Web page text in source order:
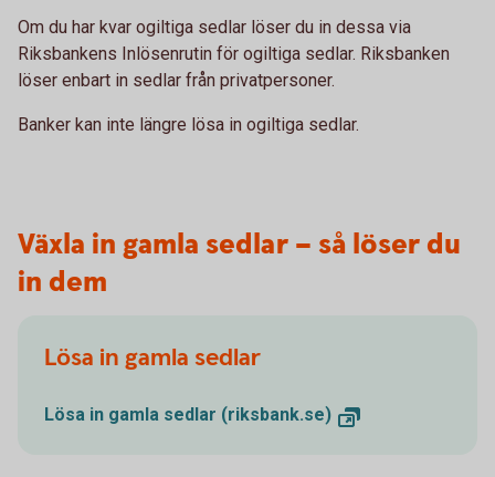
Om du har kvar ogiltiga sedlar löser du in dessa via
Riksbankens Inlösenrutin för ogiltiga sedlar. Riksbanken
löser enbart in sedlar från privatpersoner.
Banker kan inte längre lösa in ogiltiga sedlar.
Växla in gamla sedlar – så löser du
in dem
Lösa in gamla sedlar
Lösa in gamla sedlar (riksbank.se)